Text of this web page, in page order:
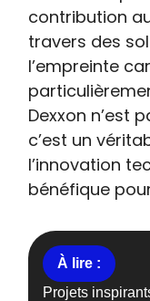
contribution
travers des
l’empreinte
Dexxon n’est
c’est un
l’innovation
bénéfique
Projets